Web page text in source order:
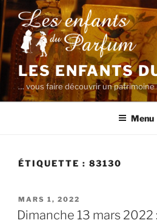
Aller
au
contenu
principal
LES ENFANTS
… vous faire découvrir un patrimoine
Menu
ÉTIQUETTE : 83130
PUBLIÉ
LE
MARS 1, 2022
Dimanche 13 mars 2022